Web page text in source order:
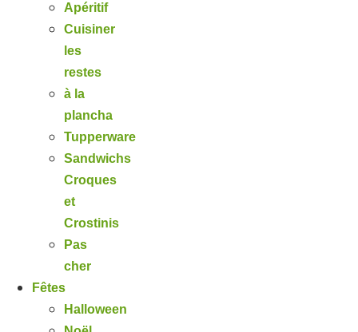
Apéritif
Cuisiner
les
restes
à la
plancha
Tupperware
Sandwichs
Croques
et
Crostinis
Pas
cher
Fêtes
Halloween